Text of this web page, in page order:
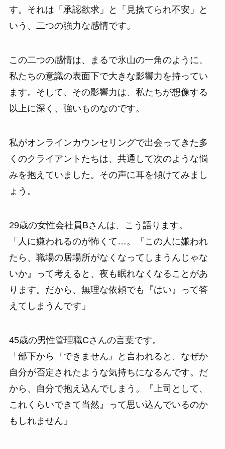
す。それは「承認欲求」と「見捨てられ不安」と
いう、二つの強力な感情です。
この二つの感情は、まるで氷山の一角のように、
私たちの意識の表面下で大きな影響力を持ってい
ます。そして、その影響力は、私たちが想像する
以上に深く、強いものなのです。
私がオンラインカウンセリングで出会ってきた多
くのクライアントたちは、共通して次のような悩
みを抱えていました。その声に耳を傾けてみまし
ょう。
29歳の女性会社員Bさんは、こう語ります。
「人に嫌われるのが怖くて…。『この人に嫌われ
たら、職場の居場所がなくなってしまうんじゃな
いか』って考えると、夜も眠れなくなることがあ
ります。だから、無理な依頼でも『はい』って答
えてしまうんです」
45歳の男性管理職Cさんの言葉です。
「部下から『できません』と言われると、なぜか
自分が否定されたような気持ちになるんです。だ
から、自分で抱え込んでしまう。『上司として、
これくらいできて当然』って思い込んでいるのか
もしれません」